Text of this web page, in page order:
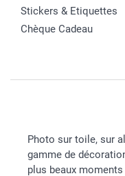
Stickers & Etiquettes
Chèque Cadeau
Photo sur toile, sur
gamme de
plus beaux